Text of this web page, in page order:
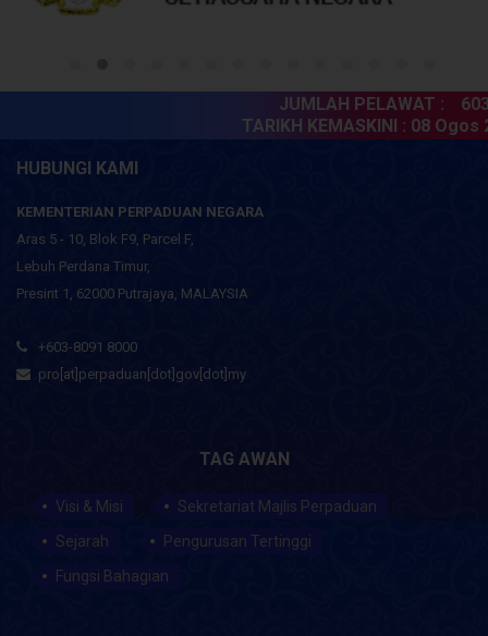
JUMLAH PELAWAT :
TARIKH KEMASKINI :08 Ogos
HUBUNGI KAMI
KEMENTERIAN PERPADUAN NEGARA
Aras 5 - 10, Blok F9, Parcel F,
Lebuh Perdana Timur,
Presint 1, 62000 Putrajaya, MALAYSIA
+603-8091 8000
pro[at]perpaduan[dot]gov[dot]my
TAG AWAN
Visi & Misi
Sekretariat Majlis Perpaduan
Sejarah
Pengurusan Tertinggi
Fungsi Bahagian